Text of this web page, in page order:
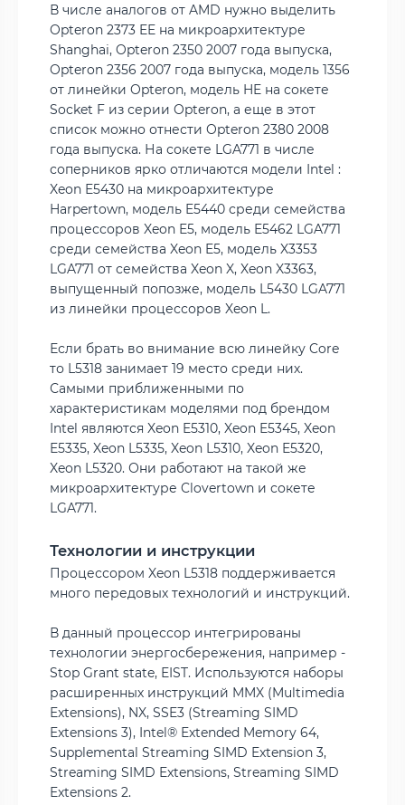
В числе аналогов от AMD нужно выделить
Opteron 2373 EE на микроархитектуре
Shanghai, Opteron 2350 2007 года выпуска,
Opteron 2356 2007 года выпуска, модель 1356
от линейки Opteron, модель HE на сокете
Socket F из серии Opteron, а еще в этот
список можно отнести Opteron 2380 2008
года выпуска. На сокете LGA771 в числе
соперников ярко отличаются модели Intel :
Xeon E5430 на микроархитектуре
Harpertown, модель E5440 среди семейства
процессоров Xeon E5, модель E5462 LGA771
среди семейства Xeon E5, модель X3353
LGA771 от семейства Xeon X, Xeon X3363,
выпущенный попозже, модель L5430 LGA771
из линейки процессоров Xeon L.
Если брать во внимание всю линейку Core
то L5318 занимает 19 место среди них.
Самыми приближенными по
характеристикам моделями под брендом
Intel являются Xeon E5310, Xeon E5345, Xeon
E5335, Xeon L5335, Xeon L5310, Xeon E5320,
Xeon L5320. Они работают на такой же
микроархитектуре Clovertown и сокете
LGA771.
Технологии и инструкции
Процессором Xeon L5318 поддерживается
много передовых технологий и инструкций.
В данный процессор интегрированы
технологии энергосбережения, например -
Stop Grant state, EIST. Используются наборы
расширенных инструкций MMX (Multimedia
Extensions), NX, SSE3 (Streaming SIMD
Extensions 3), Intel® Extended Memory 64,
Supplemental Streaming SIMD Extension 3,
Streaming SIMD Extensions, Streaming SIMD
Extensions 2.